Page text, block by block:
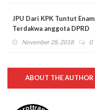
JPU Dari KPK Tuntut Enam
Terdakwa anggota DPRD
Malang 7 Tahun Penjara
November 28, 2018 0
ABOUT THE AUTHOR